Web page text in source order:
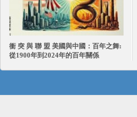
衝 突 與 聯 盟 美國與中國：百年之舞:
從1900年到2024年的百年關係